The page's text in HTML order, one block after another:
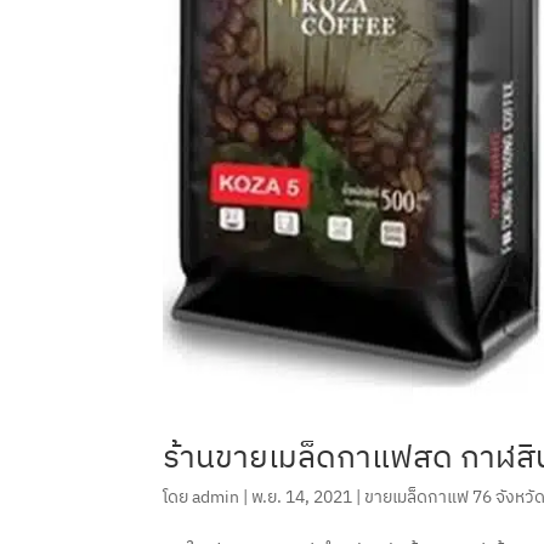
ร้านขายเมล็ดกาแฟสด กาฬ
โดยadmin | พ.ย. 14, 2021 | ขายเมล็ดกาแฟ 76 จังหวั